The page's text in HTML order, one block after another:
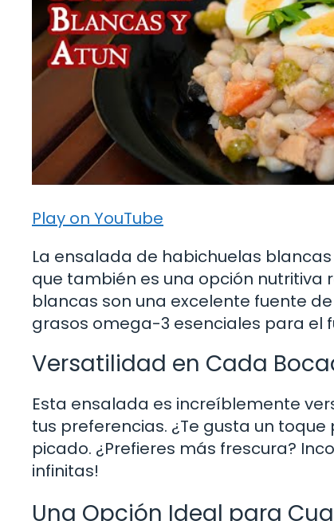
Play on YouTube
La ensalada de habichuelas
que también es una opción nutritiva
blancas son una excelente fuente
grasos omega-3 esenciales para el
Versatilidad en Cada
Esta ensalada es increíblemente
tus preferencias. ¿Te gusta un
picado. ¿Prefieres más frescura?
infinitas!
Una Opción Ideal para